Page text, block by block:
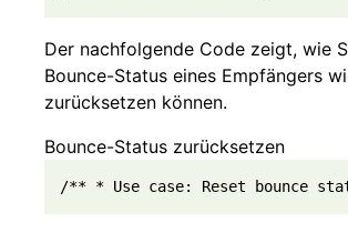
Der nachfolgende Code zeigt, wie
Bounce-Status eines Empfängers
zurücksetzen können.
Bounce-Status zurücksetzen
/** * Use case: Reset bounce